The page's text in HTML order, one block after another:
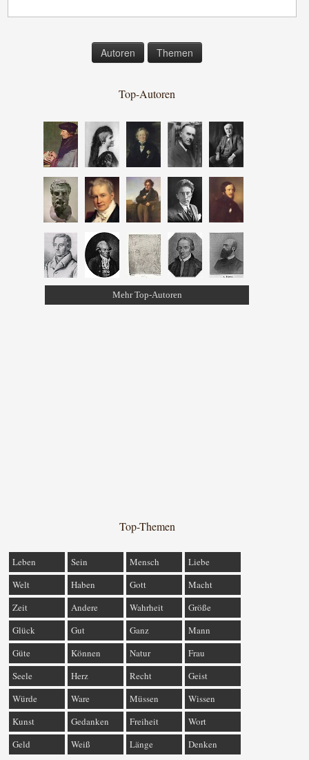
Autoren Themen
Top-Autoren
Mehr Top-Autoren
Top-Themen
Leben Sein Mensch
Liebe
Welt
Haben Gott
Macht
Zeit
Andere Wahrheit
Größe
Glück
Gut Ganz
Mann
Güte
Können Natur
Frau
Seele
Herz Recht
Geist
Würde
Ware Müssen
Wissen
Kunst
Gedanken Freiheit
Wort
Geld
Weiß Länge Denken